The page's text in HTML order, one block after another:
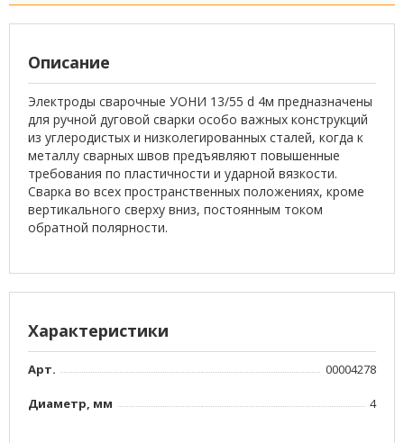
Описание
Электроды сварочные УОНИ 13/55 d 4м предназначены
для ручной дуговой сварки особо важных конструкций
из углеродистых и низколегированных сталей, когда к
металлу сварных швов предъявляют повышенные
требования по пластичности и ударной вязкости.
Сварка во всех пространственных положениях, кроме
вертикального сверху вниз, постоянным током
обратной полярности.
Характеристики
Арт. 00004278
Диаметр, мм 4